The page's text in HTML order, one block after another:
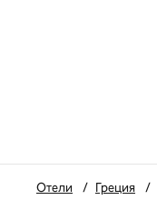
Отели / Греция /